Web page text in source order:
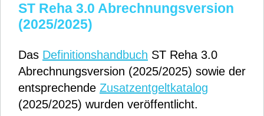
ST Reha 3.0 Abrechnungsversion
(2025/2025)
Das Definitionshandbuch ST Reha 3.0
Abrechnungsversion (2025/2025) sowie der
entsprechende Zusatzentgeltkatalog
(2025/2025) wurden veröffentlicht.